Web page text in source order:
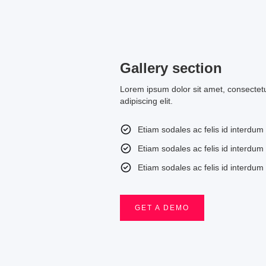
Gallery section
Lorem ipsum dolor sit amet,
adipiscing elit.
Etiam sodales ac felis id interdum
Etiam sodales ac felis id interdum
Etiam sodales ac felis id interdum
GET A DEMO